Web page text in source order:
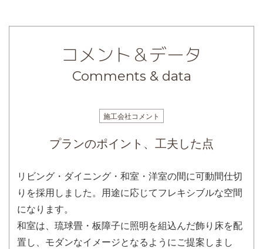
コメント＆データ
Comments & data
施工会社コメント
プランのポイント、工夫した点
リビング・ダイニング・和室・洋室の間に可動間仕切
りを採用しました。用途に応じてフレキシブルな空間
になります。
和室は、琉球畳・板障子に照明を組込んだ飾り床を配
置し、モダンなイメージとなるようにご提案しまし